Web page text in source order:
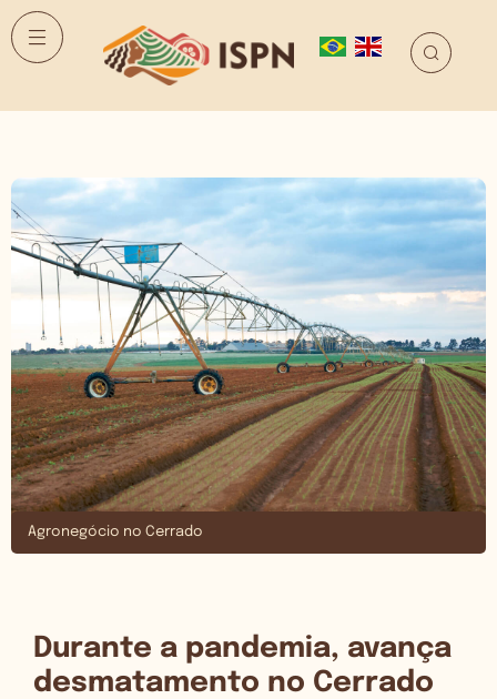
Agronegócio no Cerrado
Durante a pandemia, avança
desmatamento no Cerrado